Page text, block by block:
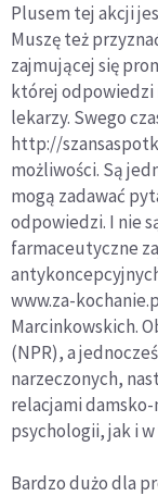
Plusem tej akcji
Muszę też
zajmującej się
której odpowiedzi
lekarzy. Swego
http://
możliwości. Są
mogą zadawać
odpowiedzi. I nie
farmaceutyczne
www.za-
Marcinkowskich.
(NPR), a
narzeczonych,
relacjami
psychologii, jak i
Bardzo dużo dla